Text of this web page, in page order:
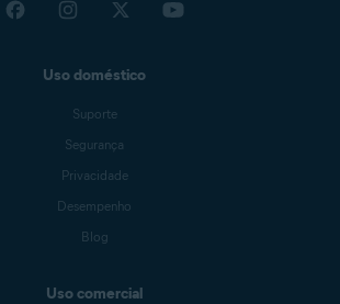
Uso doméstico
Suporte
Segurança
Privacidade
Desempenho
Blog
Uso comercial